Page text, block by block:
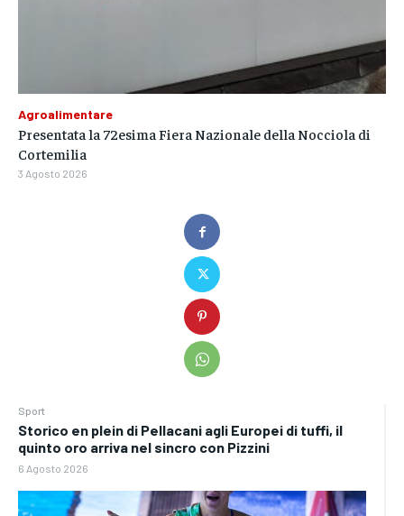
Sport
Storico en plein di Pellacani agli Europei di tuffi, il
quinto oro arriva nel sincro con Pizzini
6 Agosto 2026
Agroalimentare
Presentata la 72esima Fiera Nazionale della Nocciola di
Cortemilia
3 Agosto 2026